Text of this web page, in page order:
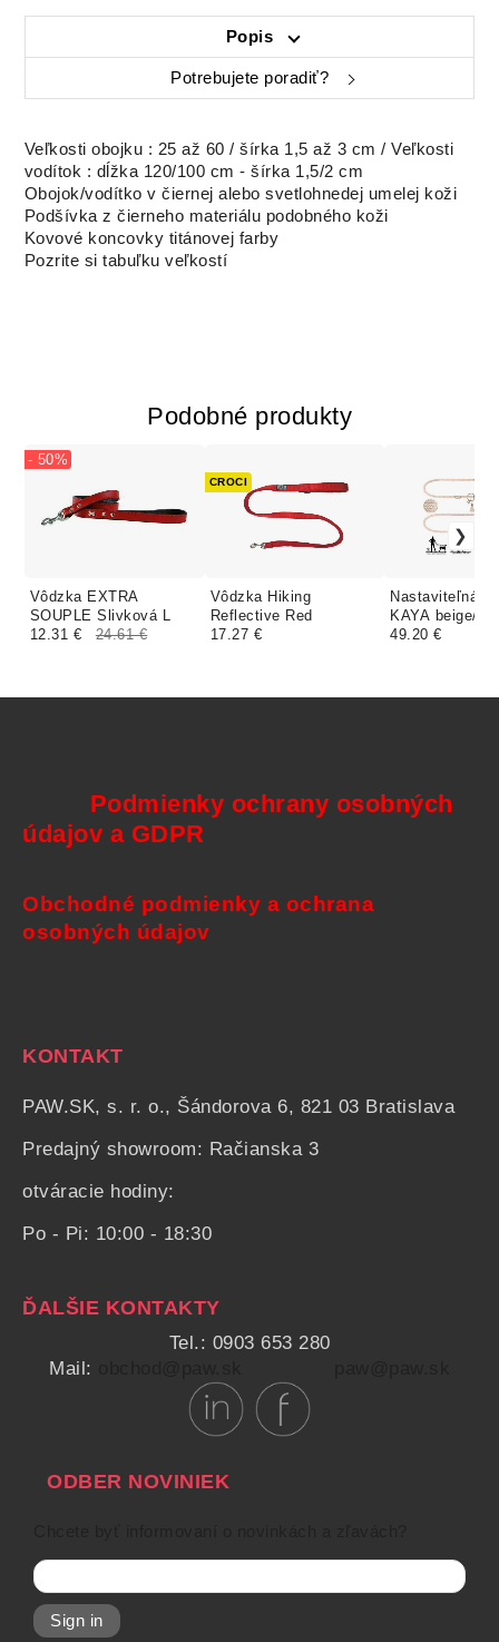
Popis
Potrebujete poradiť?
Veľkosti obojku : 25 až 60 / šírka 1,5 až 3 cm / Veľkosti
vodítok : dĺžka 120/100 cm - šírka 1,5/2 cm
Obojok/vodítko v čiernej alebo svetlohnedej umelej koži
Podšívka z čierneho materiálu podobného koži
Kovové koncovky titánovej farby
Pozrite si tabuľku veľkostí
Podobné produkty
Vôdzka EXTRA
SOUPLE Slivková L
- 50%
12.31 € 24.61 €
Vôdzka Hiking
Reflective Red
CROCI
17.27 €
Nastaviteľná
KAYA beige/
49.20 €
Podmienky ochrany osobných
údajov a GDPR
Obchodné podmienky a ochrana
osobných údajov
KONTAKT
PAW.SK, s. r. o., Šándorova 6, 821 03 Bratislava
Predajný showroom: Račianska 3
otváracie hodiny:
Po - Pi: 10:00 - 18:30
ĎALŠIE KONTAKTY
Tel.: 0903 653 280
Mail:
ODBER NOVINIEK
Sign in